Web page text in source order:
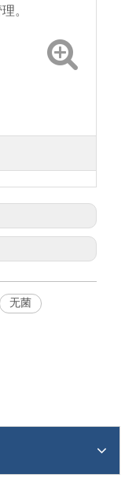
。
无菌